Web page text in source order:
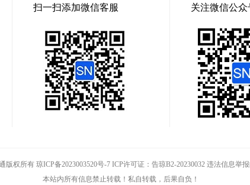
扫一扫添加微信客服 关注微信公众
版权所有 琼ICP备2023003520号-7 ICP许可证：告琼B2-20230032 违法信息举报
本站内所有信息禁止转载！私自转载，后果自负！